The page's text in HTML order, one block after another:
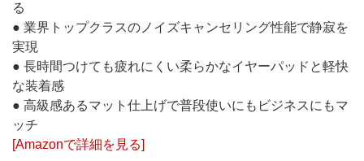
る
● 業界トップクラスのノイズキャンセリング性能で静寂を
実現
● 長時間つけても疲れにくい柔らかなイヤーパッドと軽快
な装着感
● 高級感あるマット仕上げで普段使いにもビジネスにもマ
ッチ
[Amazonで詳細を見る]